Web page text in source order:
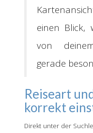
einen Blick,
von
gerade
Reiseart
korrekt
Direkt unter der